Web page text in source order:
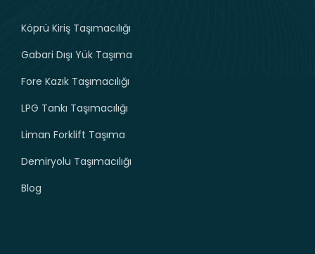
Köprü Kiriş Taşımacılığı
Gabari Dışı Yük Taşıma
Fore Kazık Taşımacılığı
LPG Tankı Taşımacılığı
Liman Forklift Taşıma
Demiryolu Taşımacılığı
Blog